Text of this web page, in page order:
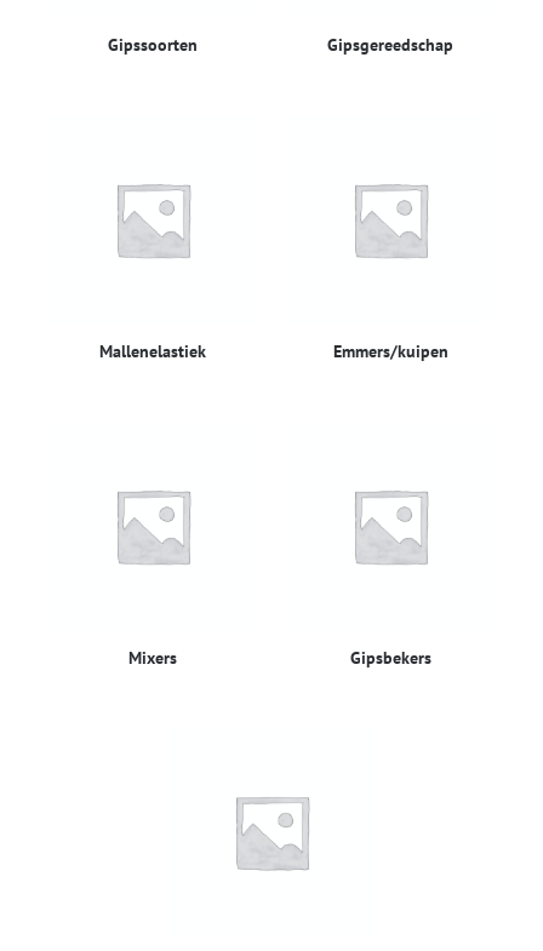
Gipssoorten Gipsgereedschap
Mallenelastiek Emmers/kuipen
Mixers Gipsbekers